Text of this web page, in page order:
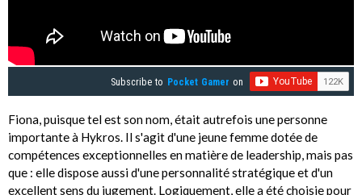
Subscribe to Pocket Gamer on
Fiona, puisque tel est son nom, était autrefois une personne
importante à Hykros. Il s'agit d'une jeune femme dotée de
compétences exceptionnelles en matière de leadership, mais pas
que : elle dispose aussi d'une personnalité stratégique et d'un
excellent sens du jugement. Logiquement, elle a été choisie pour